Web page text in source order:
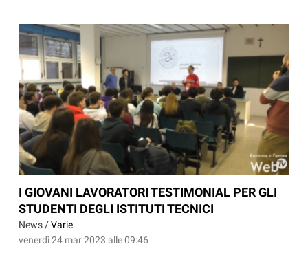
I GIOVANI LAVORATORI TESTIMONIAL PER GLI
STUDENTI DEGLI ISTITUTI TECNICI
News /Varie
venerdì 24 mar 2023 alle 09:46